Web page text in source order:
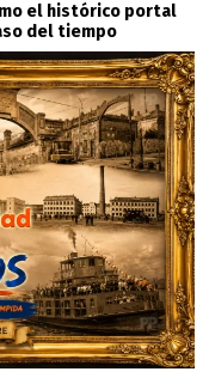
el histórico portal
del tiempo